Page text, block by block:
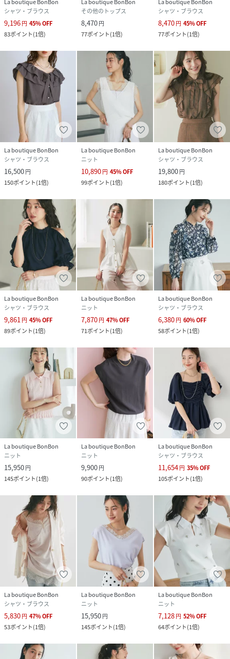
原産国 中国
素材
・ブルー:レーヨン70% ナイロン18% 麻12%
麻8% ポリエステル2%
サイズ
RV7306_LBZ1061504A0004
(LBZ1061504A0004-1-2 RV7306
La boutique BonBon
シャツ・ブラウス
9,196円 45%OFF
83ポイント(1倍)
La boutique BonBon
その他のトップス
8,470円
77ポイント(1倍)
La boutique BonBon
シャツ・ブラウス
8,470円 45%OFF
77ポイント(1倍)
La boutique BonBon
シャツ・ブラウス
16,500円
150ポイント(1倍)
La boutique BonBon
ニット
10,890円 45%OFF
99ポイント(1倍)
La boutique BonBon
シャツ・ブラウス
19,800円
180ポイント(1倍)
La boutique BonBon
シャツ・ブラウス
9,861 円 45%OFF
89ポイント(1倍)
La boutique BonBon
ニット
7,870円 47%OFF
71ポイント(1倍)
La boutique BonBon
シャツ・ブラウス
6,380円 60%OFF
58ポイント(1倍)
La boutique BonBon
ニット
15,950円
145ポイント(1倍)
La boutique BonBon
ニット
9,900円
90ポイント(1倍)
La boutique BonBon
シャツ・ブラウス
11,654円 35%OFF
105ポイント(1倍)
La boutique BonBon
シャツ・ブラウス
5,830円 47%OFF
53ポイント(1倍)
La boutique BonBon
ニット
15,950円
145ポイント(1倍)
La boutique BonBon
ニット
7,128円 52%OFF
64ポイント(1倍)